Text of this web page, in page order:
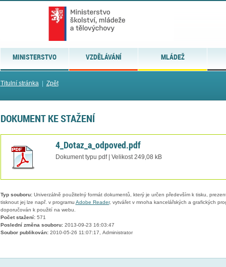
MINISTERSTVO VZDĚLÁVÁNÍ MLÁDEŽ
Titulní stránka| Zpět
DOKUMENT KE STAŽENÍ
4_Dotaz_a_odpoved.pdf
Dokument typu pdf | Velikost 249,08 kB
Typ souboru:Univerzálně použitelný formát dokumentů, který je určen především k tisku,
tisknout jej lze např. v programu Adobe Reader, vytvářet v mnoha kancelářských a grafických
doporučován k použití na webu.
Počet stažení:571
Poslední změna souboru:2013-09-23 16:03:47
Soubor publikován:2010-05-26 11:07:17, Administrator